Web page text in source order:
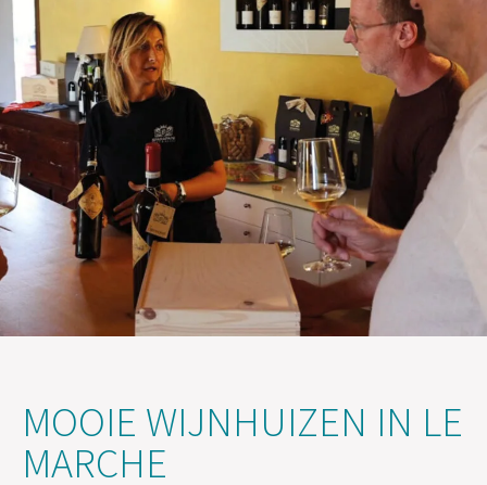
MOOIE WIJNHUIZEN IN LE
MARCHE